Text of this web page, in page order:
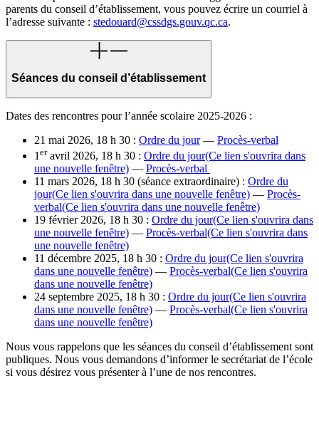
parents du conseil d’établissement, vous pouvez écrire un courriel à
l’adresse suivante : stedouard@cssdgs.gouv.qc.ca.
Séances du conseil d’établissement
Dates des rencontres pour l’année scolaire 2025-2026 :
21 mai 2026, 18 h 30 : Ordre du jour— Procès-verbal
1 eravril 2026, 18 h 30 : Ordre du jour(Ce lien s'ouvrira dans
une nouvelle fenêtre) — Procès-verbal
11 mars 2026, 18 h 30 (séance extraordinaire) : Ordre du
jour(Ce lien s'ouvrira dans une nouvelle fenêtre) — Procès-
verbal(Ce lien s'ouvrira dans une nouvelle fenêtre)
19 février 2026, 18 h 30 : Ordre du jour(Ce lien s'ouvrira dans
une nouvelle fenêtre) — Procès-verbal(Ce lien s'ouvrira dans
une nouvelle fenêtre)
11 décembre 2025, 18 h 30 : Ordre du jour(Ce lien s'ouvrira
dans une nouvelle fenêtre) — Procès-verbal(Ce lien s'ouvrira
dans une nouvelle fenêtre)
24 septembre 2025, 18 h 30 : Ordre du jour(Ce lien s'ouvrira
dans une nouvelle fenêtre) — Procès-verbal(Ce lien s'ouvrira
dans une nouvelle fenêtre)
Nous vous rappelons que les séances du conseil d’établissement sont
publiques. Nous vous demandons d’informer le secrétariat de l’école
si vous désirez vous présenter à l’une de nos rencontres.